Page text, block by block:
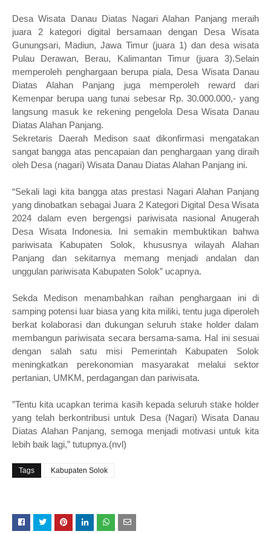
Desa Wisata Danau Diatas Nagari Alahan Panjang meraih
juara 2 kategori digital bersamaan dengan Desa Wisata
Gunungsari, Madiun, Jawa Timur (juara 1) dan desa wisata
Pulau Derawan, Berau, Kalimantan Timur (juara 3).Selain
memperoleh penghargaan berupa piala, Desa Wisata Danau
Diatas Alahan Panjang juga memperoleh reward dari
Kemenpar berupa uang tunai sebesar Rp. 30.000.000,- yang
langsung masuk ke rekening pengelola Desa Wisata Danau
Diatas Alahan Panjang.
Sekretaris Daerah Medison saat dikonfirmasi mengatakan
sangat bangga atas pencapaian dan penghargaan yang diraih
oleh Desa (nagari) Wisata Danau Diatas Alahan Panjang ini.
“Sekali lagi kita bangga atas prestasi Nagari Alahan Panjang
yang dinobatkan sebagai Juara 2 Kategori Digital Desa Wisata
2024 dalam even bergengsi pariwisata nasional Anugerah
Desa Wisata Indonesia. Ini semakin membuktikan bahwa
pariwisata Kabupaten Solok, khususnya wilayah Alahan
Panjang dan sekitarnya memang menjadi andalan dan
unggulan pariwisata Kabupaten Solok” ucapnya.
Sekda Medison menambahkan raihan penghargaan ini di
samping potensi luar biasa yang kita miliki, tentu juga diperoleh
berkat kolaborasi dan dukungan seluruh stake holder dalam
membangun pariwisata secara bersama-sama. Hal ini sesuai
dengan salah satu misi Pemerintah Kabupaten Solok
meningkatkan perekonomian masyarakat melalui sektor
pertanian, UMKM, perdagangan dan pariwisata.
”Tentu kita ucapkan terima kasih kepada seluruh stake holder
yang telah berkontribusi untuk Desa (Nagari) Wisata Danau
Diatas Alahan Panjang, semoga menjadi motivasi untuk kita
lebih baik lagi,” tutupnya.(nvl)
Tags Kabupaten Solok